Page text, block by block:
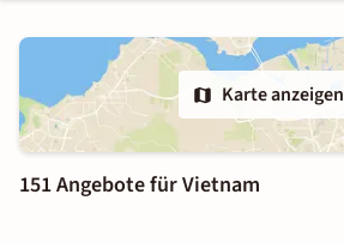
Karte anzeigen
151 Angebote für Vietnam